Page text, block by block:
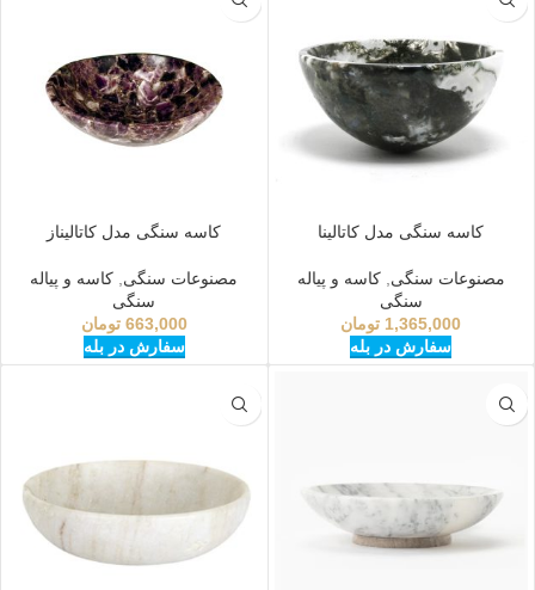
کاسه سنگی مدل کاتالینا
مصنوعات سنگی,کاسه و پیاله
سنگی
1,365,000 تومان
سفارش در بله
کاسه سنگی مدل کاتالیناز
مصنوعات سنگی, کاسه و پیاله
سنگی
663,000 تومان
سفارش در بله